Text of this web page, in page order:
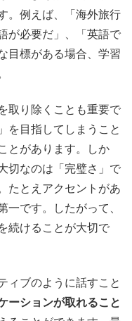
。例えば、「海外旅行
が必要だ」、「英語で
目標がある場合、学習
取り除くことも重要で
を目指してしまうこと
とがあります。しか
切なのは「完璧さ」で
たとえアクセントがあ
一です。したがって、
続けることが大切で
ィブのように話すこと
ーションが取れること